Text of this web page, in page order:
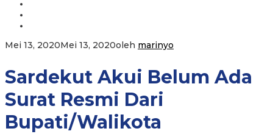
Mei 13, 2020Mei 13, 2020oleh marinyo
Sardekut Akui Belum Ada
Surat Resmi Dari
Bupati/Walikota